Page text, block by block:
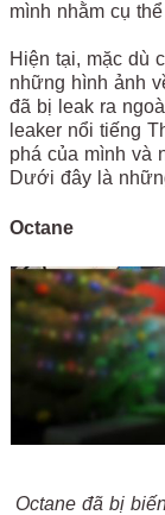
mình nhằm cụ
Hiện tại, mặc dù
những hình ảnh
đã bị leak ra
leaker nổi tiếng
phá của mình và
Dưới đây là
Octane
Octane đã bị